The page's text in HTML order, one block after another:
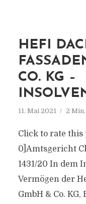
HEFI
CO. KG –
11. Mai 2021 2
Click to rate this
0]Amtsgericht
1431/20 In dem
Vermögen der
GmbH & Co.